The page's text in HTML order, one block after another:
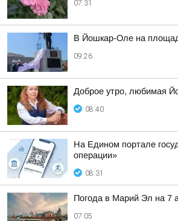
07:31
В Йошкар-Оле на
09:26
Доброе утро, любимая
08:40
На Едином портале
операции»
08:31
Погода в Марий Эл на 7
07:05